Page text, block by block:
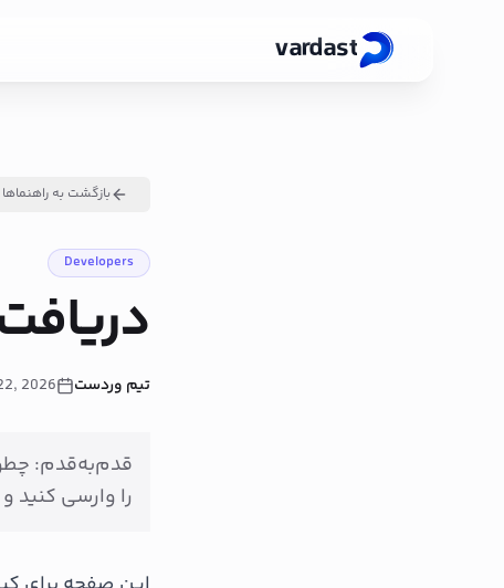
vardast
بازگشت به راهنماها
Developers
تیم وردست 2026
قدم‌به‌قدم:
را وارسی کنید